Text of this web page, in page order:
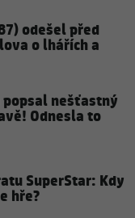
odešel před
o lhářích a
nešťastný
Odnesla to
SuperStar: Kdy
hře?